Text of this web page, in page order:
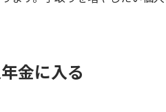
金に入る